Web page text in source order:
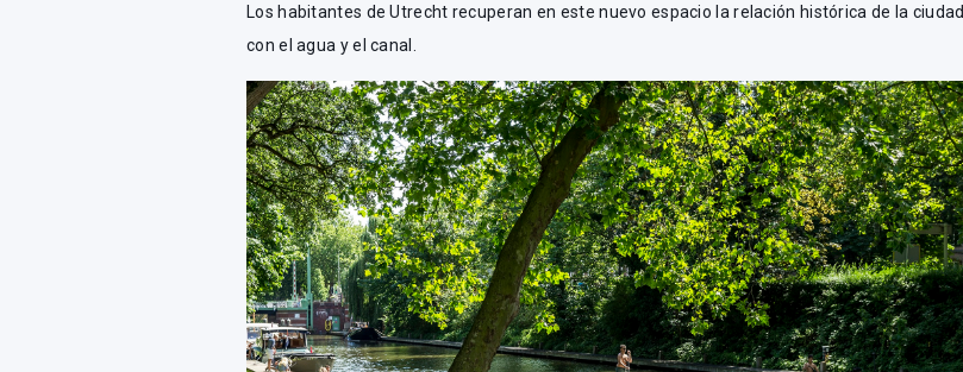
Los habitantes de Utrecht recuperan en este nuevo espacio la relación histórica de la ciudad
con el agua y el canal.